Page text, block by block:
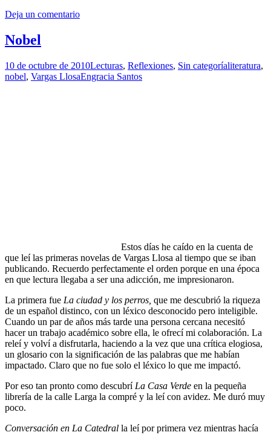
Deja un comentario
Nobel
10 de octubre de 2010Lecturas, Reflexiones, Sin categoríaliteratura,
nobel, Vargas LlosaEngracia Santos
Estos días he caído en la cuenta de
que leí las primeras novelas de Vargas Llosa al tiempo que se iban
publicando. Recuerdo perfectamente el orden porque en una época
en que lectura llegaba a ser una adicción, me impresionaron.
La primera fue La ciudad y los perros, que me descubrió la riqueza
de un español distinco, con un léxico desconocido pero inteligible.
Cuando un par de años más tarde una persona cercana necesitó
hacer un trabajo académico sobre ella, le ofrecí mi colaboración. La
releí y volví a disfrutarla, haciendo a la vez que una crítica elogiosa,
un glosario con la significación de las palabras que me habían
impactado. Claro que no fue solo el léxico lo que me impactó.
Por eso tan pronto como descubrí La Casa Verde en la pequeña
librería de la calle Larga la compré y la leí con avidez. Me duró muy
poco.
Conversación en La Catedral la leí por primera vez mientras hacía